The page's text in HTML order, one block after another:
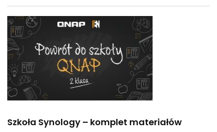
Szkoła Synology – komplet materiałów